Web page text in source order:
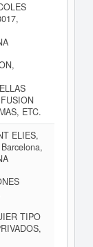
ETC.
ELIES,
TIPO